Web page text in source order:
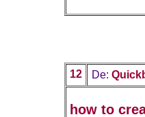
12 De:
how to